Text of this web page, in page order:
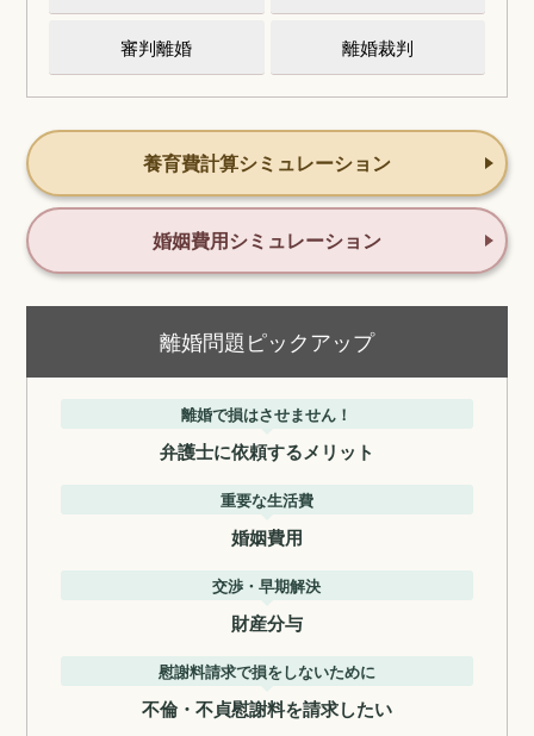
審判離婚 離婚裁判
養育費計算シミュレーション
婚姻費用シミュレーション
離婚問題ピックアップ
離婚で損はさせません！
弁護士に依頼するメリット
重要な生活費
婚姻費用
交渉・早期解決
財産分与
慰謝料請求で損をしないために
不倫・不貞慰謝料を請求したい